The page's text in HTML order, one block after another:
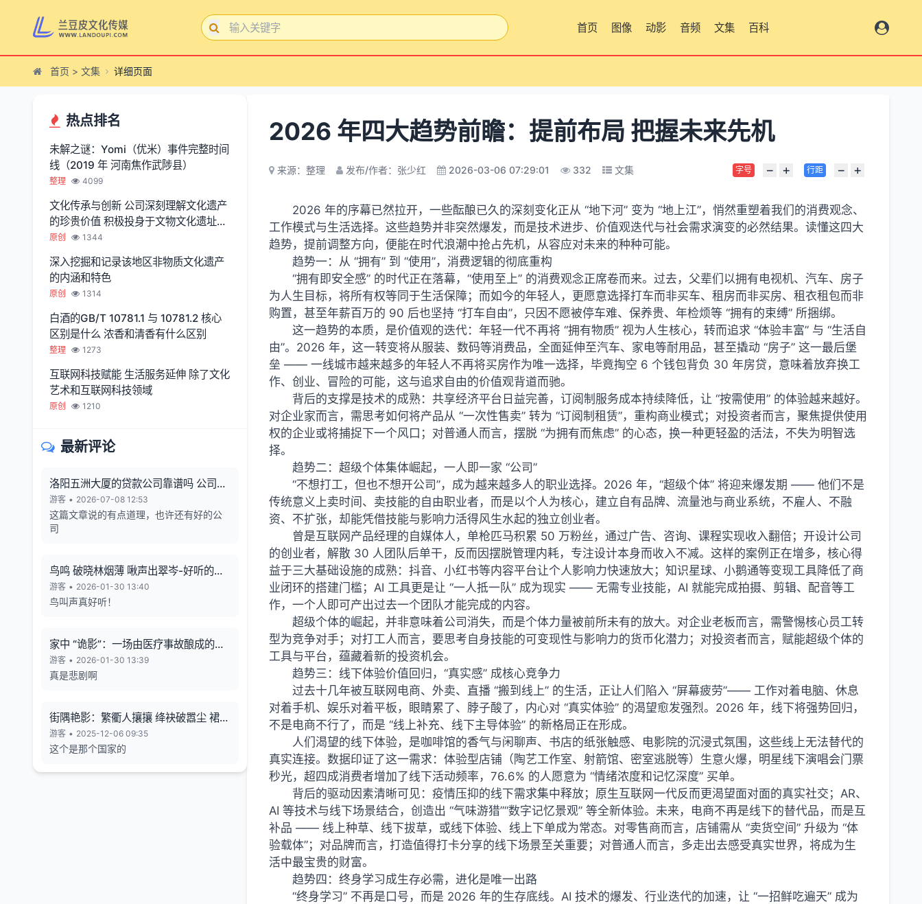
首页 图像 动影 音频 文集 百科
首页 > 文集 详细页面
热点排名
未解之谜：Yomi（优米）事件完整时间
线（2019 年 河南焦作武陟县）
整理 4099
文化传承与创新 公司深刻理解文化遗产
的珍贵价值 积极投身于文物文化遗址保
护服务
原创 1344
深入挖掘和记录该地区非物质文化遗产
的内涵和特色
原创 1314
白酒的GB/T 10781.1 与 10781.2 核心
区别是什么 浓香和清香有什么区别
整理 1273
互联网科技赋能 生活服务延伸 除了文化
艺术和互联网科技领域
原创 1210
最新评论
洛阳五洲大厦的贷款公司靠谱吗 公司利
润从哪来 有无风险
游客 • 2026-07-08 12:53
这篇文章说的有点道理，也许还有好的公
司
鸟鸣 破晓林烟薄 啾声出翠岑-好听的鸟
鸣声
游客 • 2026-01-30 13:40
鸟叫声真好听！
家中 “诡影”：一场由医疗事故酿成的悲
剧
游客 • 2026-01-30 13:39
真是悲剧啊
街隅艳影：繁衢人攘攘 绛袂破嚣尘 裙束
霞裁色
游客 • 2025-12-06 09:35
这个是那个国家的
2026 年四大趋势前瞻：提前布局 把握未来先机
来源：整理 发布/作者：张少红 2026-03-06 07:29:01 332 文集 字号 − + 行距 − +
2026 年的序幕已然拉开，一些酝酿已久的深刻变化正从 “地下河” 变为 “地上江”，悄然重塑着我们的消费观念、
工作模式与生活选择。这些趋势并非突然爆发，而是技术进步、价值观迭代与社会需求演变的必然结果。读懂这四大
趋势，提前调整方向，便能在时代浪潮中抢占先机，从容应对未来的种种可能。
趋势一：从 “拥有” 到 “使用”，消费逻辑的彻底重构
“拥有即安全感” 的时代正在落幕，“使用至上” 的消费观念正席卷而来。过去，父辈们以拥有电视机、汽车、房子
为人生目标，将所有权等同于生活保障；而如今的年轻人，更愿意选择打车而非买车、租房而非买房、租衣租包而非
购置，甚至年薪百万的 90 后也坚持 “打车自由”，只因不愿被停车难、保养贵、年检烦等 “拥有的束缚” 所捆绑。
这一趋势的本质，是价值观的迭代：年轻一代不再将 “拥有物质” 视为人生核心，转而追求 “体验丰富” 与 “生活自
由”。2026 年，这一转变将从服装、数码等消费品，全面延伸至汽车、家电等耐用品，甚至撬动 “房子” 这一最后堡
垒 —— 一线城市越来越多的年轻人不再将买房作为唯一选择，毕竟掏空 6 个钱包背负 30 年房贷，意味着放弃换工
作、创业、冒险的可能，这与追求自由的价值观背道而驰。
背后的支撑是技术的成熟：共享经济平台日益完善，订阅制服务成本持续降低，让 “按需使用” 的体验越来越好。
对企业家而言，需思考如何将产品从 “一次性售卖” 转为 “订阅制租赁”，重构商业模式；对投资者而言，聚焦提供使用
权的企业或将捕捉下一个风口；对普通人而言，摆脱 “为拥有而焦虑” 的心态，换一种更轻盈的活法，不失为明智选
择。
趋势二：超级个体集体崛起，一人即一家 “公司”
“不想打工，但也不想开公司”，成为越来越多人的职业选择。2026 年，“超级个体” 将迎来爆发期 —— 他们不是
传统意义上卖时间、卖技能的自由职业者，而是以个人为核心，建立自有品牌、流量池与商业系统，不雇人、不融
资、不扩张，却能凭借技能与影响力活得风生水起的独立创业者。
曾是互联网产品经理的自媒体人，单枪匹马积累 50 万粉丝，通过广告、咨询、课程实现收入翻倍；开设计公司
的创业者，解散 30 人团队后单干，反而因摆脱管理内耗，专注设计本身而收入不减。这样的案例正在增多，核心得
益于三大基础设施的成熟：抖音、小红书等内容平台让个人影响力快速放大；知识星球、小鹅通等变现工具降低了商
业闭环的搭建门槛；AI 工具更是让 “一人抵一队” 成为现实 —— 无需专业技能，AI 就能完成拍摄、剪辑、配音等工
作，一个人即可产出过去一个团队才能完成的内容。
超级个体的崛起，并非意味着公司消失，而是个体力量被前所未有的放大。对企业老板而言，需警惕核心员工转
型为竞争对手；对打工人而言，要思考自身技能的可变现性与影响力的货币化潜力；对投资者而言，赋能超级个体的
工具与平台，蕴藏着新的投资机会。
趋势三：线下体验价值回归，“真实感” 成核心竞争力
过去十几年被互联网电商、外卖、直播 “搬到线上” 的生活，正让人们陷入 “屏幕疲劳”—— 工作对着电脑、休息
对着手机、娱乐对着平板，眼睛累了、脖子酸了，内心对 “真实体验” 的渴望愈发强烈。2026 年，线下将强势回归，
不是电商不行了，而是 “线上补充、线下主导体验” 的新格局正在形成。
人们渴望的线下体验，是咖啡馆的香气与闲聊声、书店的纸张触感、电影院的沉浸式氛围，这些线上无法替代的
真实连接。数据印证了这一需求：体验型店铺（陶艺工作室、射箭馆、密室逃脱等）生意火爆，明星线下演唱会门票
秒光，超四成消费者增加了线下活动频率，76.6% 的人愿意为 “情绪浓度和记忆深度” 买单。
背后的驱动因素清晰可见：疫情压抑的线下需求集中释放；原生互联网一代反而更渴望面对面的真实社交；AR、
AI 等技术与线下场景结合，创造出 “气味游猎”“数字记忆景观” 等全新体验。未来，电商不再是线下的替代品，而是互
补品 —— 线上种草、线下拔草，或线下体验、线上下单成为常态。对零售商而言，店铺需从 “卖货空间” 升级为 “体
验载体”；对品牌而言，打造值得打卡分享的线下场景至关重要；对普通人而言，多走出去感受真实世界，将成为生
活中最宝贵的财富。
趋势四：终身学习成生存必需，进化是唯一出路
“终身学习” 不再是口号，而是 2026 年的生存底线。AI 技术的爆发、行业迭代的加速，让 “一招鲜吃遍天” 成为